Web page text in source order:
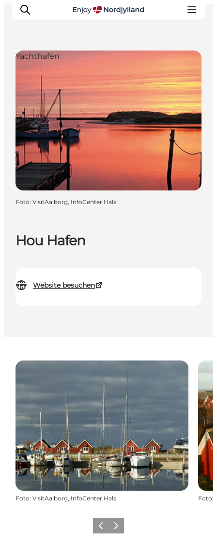
Erlebnisse
Reiseplanung
Destinationen
Guides
Veranstaltungen
Für Kinder
Hou Hafen
Website besuchen
Yachthafen
Foto: VisitAalborg, InfoCenter Hals
Foto: VisitAalborg, InfoCenter Hals Foto:
ZurückWeiter